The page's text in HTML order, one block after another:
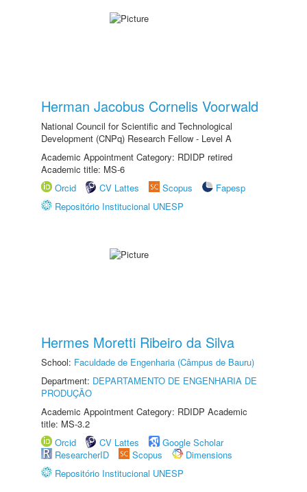
Herman Jacobus Cornelis Voorwald
National Council for Scientific and Technological
Development (CNPq) Research Fellow - Level A
Academic Appointment Category: RDIDP retired
Academic title: MS-6
Orcid
CV Lattes Scopus
Fapesp
Repositório Institucional UNESP
Hermes Moretti Ribeiro da Silva
School: Faculdade de Engenharia (Câmpus de Bauru)
Department: DEPARTAMENTO DE ENGENHARIA DE
PRODUÇÃO
Academic Appointment Category: RDIDP Academic
title: MS-3.2
Orcid
CV Lattes
Google Scholar
ResearcherID
Scopus
Dimensions
Repositório Institucional UNESP